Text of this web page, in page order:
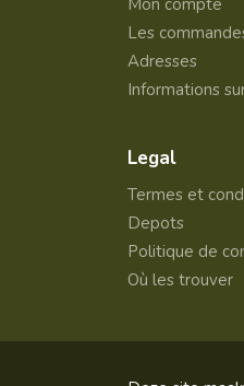
Mon compte
Les
Adresses
Informations
Legal
Termes et
Depots
Politique de
Où les trouver